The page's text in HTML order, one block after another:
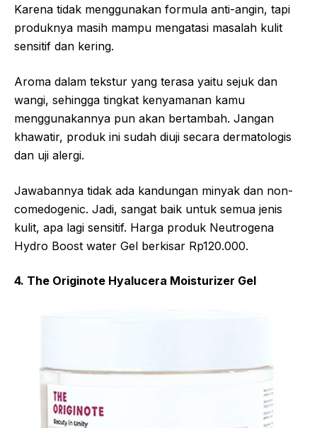
Karena tidak menggunakan formula anti-angin, tapi
produknya masih mampu mengatasi masalah kulit
sensitif dan kering.
Aroma dalam tekstur yang terasa yaitu sejuk dan
wangi, sehingga tingkat kenyamanan kamu
menggunakannya pun akan bertambah. Jangan
khawatir, produk ini sudah diuji secara dermatologis
dan uji alergi.
Jawabannya tidak ada kandungan minyak dan non-
comedogenic. Jadi, sangat baik untuk semua jenis
kulit, apa lagi sensitif. Harga produk Neutrogena
Hydro Boost water Gel berkisar Rp120.000.
4. The Originote Hyalucera Moisturizer Gel